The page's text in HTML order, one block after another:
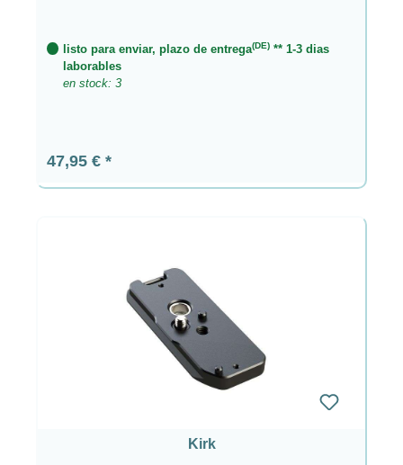
listo para enviar, plazo de entrega(DE)** 1-3 dias
laborables
en stock: 3
Precio normal:
47,95 €
Kirk